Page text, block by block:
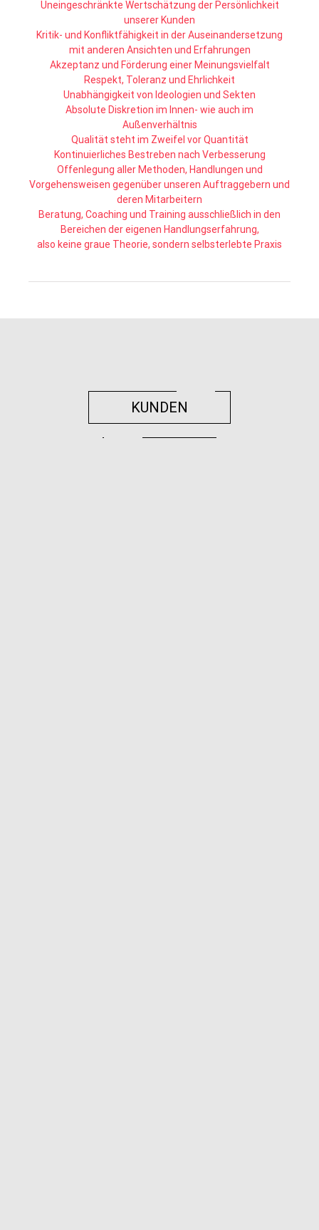
Uneingeschränkte Wertschätzung der Persönlichkeit
unserer Kunden
Kritik- und Konfliktfähigkeit in der Auseinandersetzung
mit anderen Ansichten und Erfahrungen
Akzeptanz und Förderung einer Meinungsvielfalt
Respekt, Toleranz und Ehrlichkeit
Unabhängigkeit von Ideologien und Sekten
Absolute Diskretion im Innen- wie auch im
Außenverhältnis
Qualität steht im Zweifel vor Quantität
Kontinuierliches Bestreben nach Verbesserung
Offenlegung aller Methoden, Handlungen und
Vorgehensweisen gegenüber unseren Auftraggebern und
deren Mitarbeitern
Beratung, Coaching und Training ausschließlich in den
Bereichen der eigenen Handlungserfahrung,
also keine graue Theorie, sondern selbsterlebte Praxis
KUNDEN